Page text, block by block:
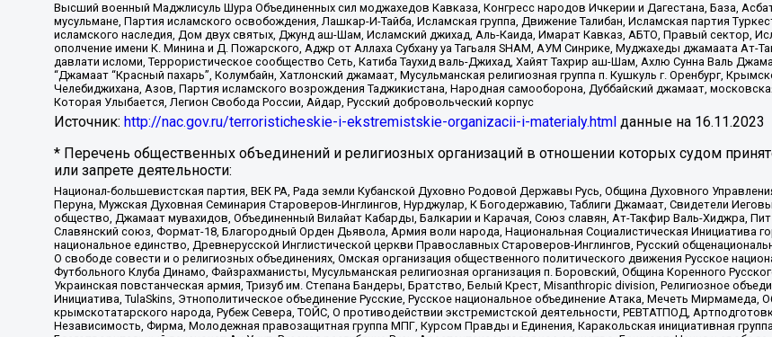
Высший военный Маджлисуль Шура Объединенных сил моджахедов Кавказа, Конгресс народов Ичкерии и Дагестана, База,
мусульмане, Партия исламского освобождения, Лашкар-И-Тайба, Исламская группа, Движение Талибан, Исламская партия
исламского наследия, Дом двух святых, Джунд аш-Шам, Исламский джихад, Аль-Каида, Имарат Кавказ, АБТО, Правый сектор,
ополчение имени К. Минина и Д. Пожарского, Аджр от Аллаха Субхану уа Тагьаля SHAM, АУМ Синрике, Муджахеды джамаата Ат-
давлати исломи, Террористическое сообщество Сеть, Катиба Таухид валь-Джихад, Хайят Тахрир аш-Шам, Ахлю Сунна Валь
“Джамаат “Красный пахарь”, Колумбайн, Хатлонский джамаат, Мусульманская религиозная группа п. Кушкуль г. Оренбург,
Челебиджихана, Азов, Партия исламского возрождения Таджикистана, Народная самооборона, Дуббайский джамаат,
Которая Улыбается, Легион Свобода России, Айдар, Русский добровольческий корпус
Источник: http://nac.gov.ru/terroristicheskie-i-ekstremistskie-organizacii-i-materialy.html данные на 16.11.2023
* Перечень общественных объединений и религиозных организаций в отношении которых судом
или запрете деятельности:
Национал-большевистская партия, ВЕК РА, Рада земли Кубанской Духовно Родовой Державы Русь, Община Духовного
Перуна, Мужская Духовная Семинария Староверов-Инглингов, Нурджулар, К Богодержавию, Таблиги Джамаат, Свидетели
общество, Джамаат мувахидов, Объединенный Вилайат Кабарды, Балкарии и Карачая, Союз славян, Ат-Такфир Валь-Хиджра, Пит
Славянский союз, Формат-18, Благородный Орден Дьявола, Армия воли народа, Национальная Социалистическая Инициатива
национальное единство, Древнерусской Инглистической церкви Православных Староверов-Инглингов, Русский
О свободе совести и о религиозных объединениях, Омская организация общественного политического движения Русское
Футбольного Клуба Динамо, Файзрахманисты, Мусульманская религиозная организация п. Боровский, Община Коренного
Украинская повстанческая армия, Тризуб им. Степана Бандеры, Братство, Белый Крест, Misanthropic division, Религиозное
Инициатива, TulaSkins, Этнополитическое объединение Русские, Русское национальное объединение Атака, Мечеть
крымскотатарского народа, Рубеж Севера, ТОЙС, О противодействии экстремистской деятельности, РЕВТАТПОД,
Независимость, Фирма, Молодежная правозащитная группа МПГ, Курсом Правды и Единения, Каракольская инициативная